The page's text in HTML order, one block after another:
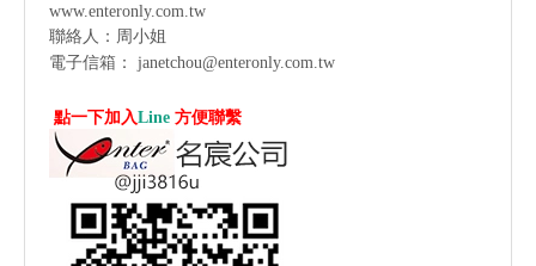
www.enteronly.com.tw
聯絡人：周小姐
電子信箱： janetchou@enteronly.com.tw
點一下加入Line 方便聯繫